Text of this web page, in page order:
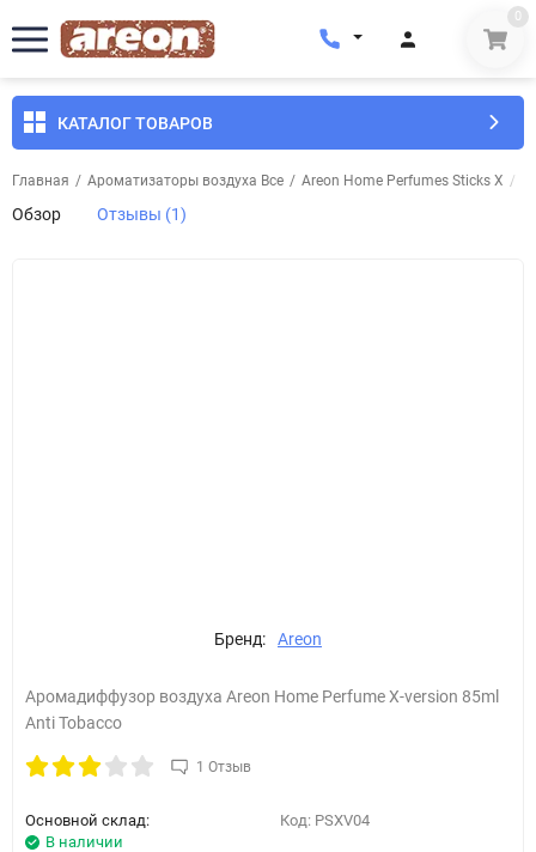
0
КАТАЛОГ ТОВАРОВ
Главная / Ароматизаторы воздуха Все / Areon Home Perfumes Sticks X /
Обзор Отзывы (1)
Бренд: Areon
Аромадиффузор воздуха Areon Home Perfume X-version 85ml
Anti Tobacco
1 Отзыв
Основной склад:
В наличии
Код: PSXV04